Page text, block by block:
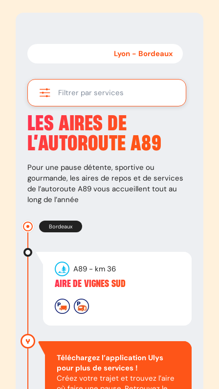
Lyon - Bordeaux
Filtrer par services
LES AIRES DE
L’AUTOROUTE A89
Pour une pause détente, sportive ou
gourmande, les aires de repos et de services
de l’autoroute A89 vous accueillent tout au
long de l’année
Bordeaux
A89 - km 36
AIRE DE VIGNES SUD
Téléchargez l’application Ulys
pour plus de services !
Créez votre trajet et trouvez l’aire